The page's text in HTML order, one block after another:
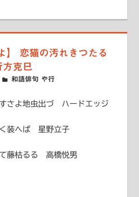
】 恋猫の汚れきつたる
克巳
ハードエッジ
和語俳句 や行
さよ地虫出づ ハードエッジ
装へば 星野立子
藤枯るる 高橋悦男